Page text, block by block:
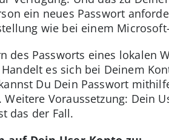
ein neues Passwort
wie bei einem
des Passworts eines lokalen
es sich bei Deinem
Du Dein Passwort
Voraussetzung: Dein
das der Fall.